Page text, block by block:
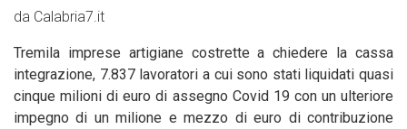
da Calabria7.it
Tremila imprese artigiane costrette a chiedere la cassa
integrazione, 7.837 lavoratori a cui sono stati liquidati quasi
cinque milioni di euro di assegno Covid 19 con un ulteriore
impegno di un milione e mezzo di euro di contribuzione